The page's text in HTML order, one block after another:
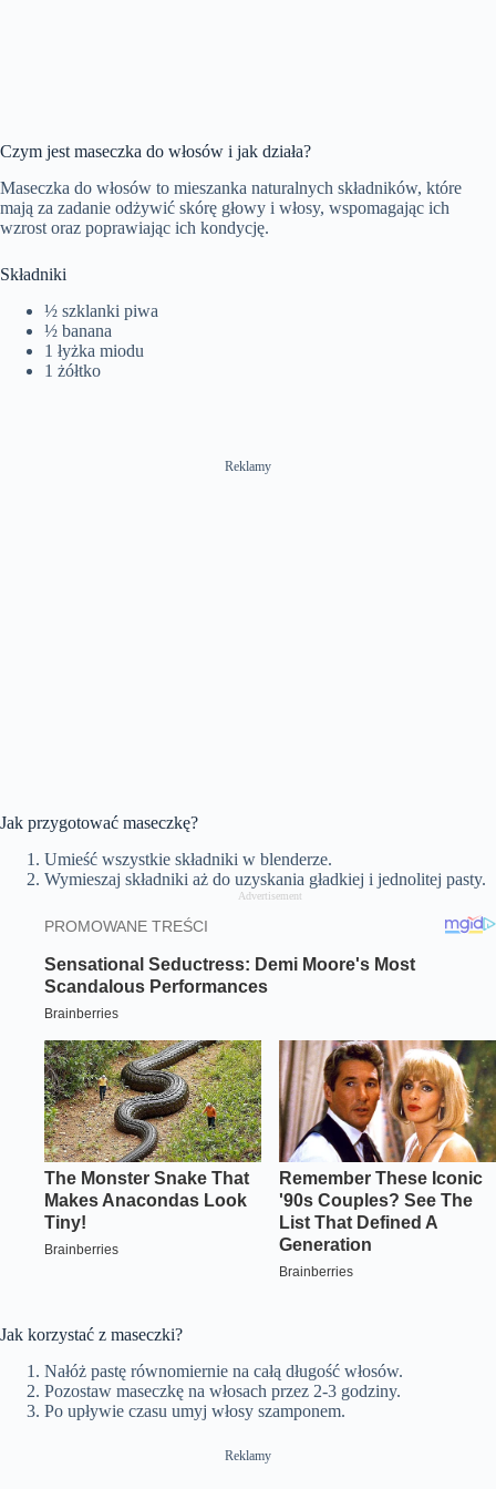
Czym jest maseczka do włosów i jak działa?
Maseczka do włosów to mieszanka naturalnych składników, które
mają za zadanie odżywić skórę głowy i włosy, wspomagając ich
wzrost oraz poprawiając ich kondycję.
Składniki
½ szklanki piwa
½ banana
1 łyżka miodu
1 żółtko
Reklamy
Jak przygotować maseczkę?
Umieść wszystkie składniki w blenderze.
Wymieszaj składniki aż do uzyskania gładkiej i jednolitej pasty.
Advertisement
Jak korzystać z maseczki?
Nałóż pastę równomiernie na całą długość włosów.
Pozostaw maseczkę na włosach przez 2-3 godziny.
Po upływie czasu umyj włosy szamponem.
Reklamy